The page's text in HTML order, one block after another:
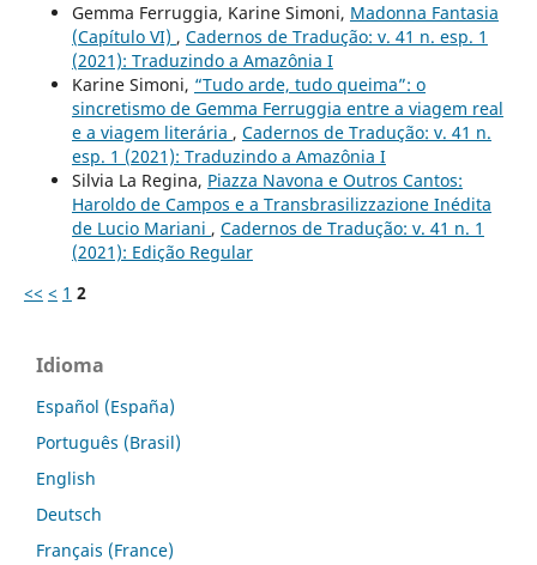
Gemma Ferruggia, Karine Simoni, Madonna Fantasia
(Capítulo VI) , Cadernos de Tradução: v. 41 n. esp. 1
(2021): Traduzindo a Amazônia I
Karine Simoni, “Tudo arde, tudo queima”: o
sincretismo de Gemma Ferruggia entre a viagem real
e a viagem literária , Cadernos de Tradução: v. 41 n.
esp. 1 (2021): Traduzindo a Amazônia I
Silvia La Regina, Piazza Navona e Outros Cantos:
Haroldo de Campos e a Transbrasilizzazione Inédita
de Lucio Mariani , Cadernos de Tradução: v. 41 n. 1
(2021): Edição Regular
<< < 1 2
Idioma
Español (España)
Português (Brasil)
English
Deutsch
Français (France)